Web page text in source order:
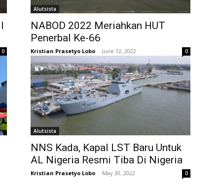
0
Alutsista
NABOD 2022 Meriahkan HUT
Penerbal Ke-66
Kristian Prasetyo Lobo - June 12, 2022 0
Alutsista
NNS Kada, Kapal LST Baru Untuk
AL Nigeria Resmi Tiba Di Nigeria
Kristian Prasetyo Lobo - May 30, 2022 0